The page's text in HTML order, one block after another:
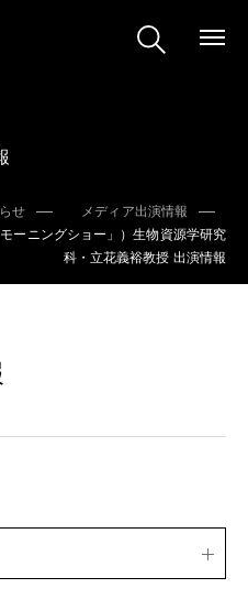
せ
メディア出演情報
ーニングショー」）生物資源学研究
科・立花義裕教授 出演情報